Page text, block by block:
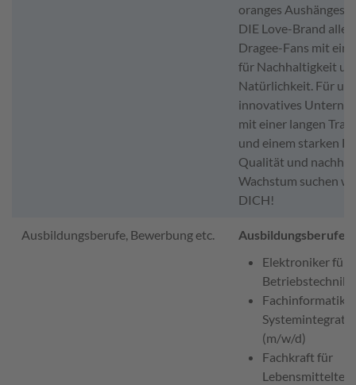
oranges
DIE Love-Brand aller
Dragee-Fans mit
für Nachhaltigkeit
Natürlichkeit. Für
innovatives
mit einer langen
und einem starken
Qualität und
Wachstum suchen
DICH!
Ausbildungsberufe, Bewerbung etc.
Ausbildungsberufe:
Elektroniker für
Betriebstechnik
(m/w/d)
Fachkraft für